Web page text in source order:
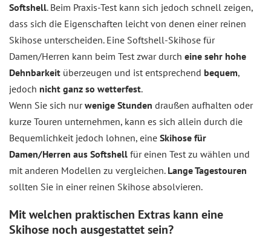
Softshell. Beim Praxis-Test kann sich jedoch schnell zeigen,
dass sich die Eigenschaften leicht von denen einer reinen
Skihose unterscheiden. Eine Softshell-Skihose für
Damen/Herren kann beim Test zwar durch eine sehr hohe
Dehnbarkeit überzeugen und ist entsprechend bequem,
jedoch nicht ganz so wetterfest.
Wenn Sie sich nurwenige Stunden draußen aufhalten oder
kurze Touren unternehmen, kann es sich allein durch die
Bequemlichkeit jedoch lohnen, eine Skihose für
Damen/Herren aus Softshell für einen Test zu wählen und
mit anderen Modellen zu vergleichen. Lange Tagestouren
sollten Sie in einer reinen Skihose absolvieren.
Mit welchen praktischen Extras kann eine
Skihose noch ausgestattet sein?